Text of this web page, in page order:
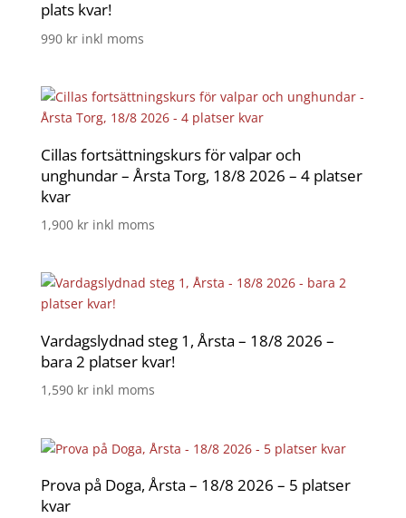
plats kvar!
990 kr inkl moms
Cillas fortsättningskurs för valpar och
unghundar – Årsta Torg, 18/8 2026 – 4 platser
kvar
1,900 kr inkl moms
Vardagslydnad steg 1, Årsta – 18/8 2026 –
bara 2 platser kvar!
1,590 kr inkl moms
Prova på Doga, Årsta – 18/8 2026 – 5 platser
kvar